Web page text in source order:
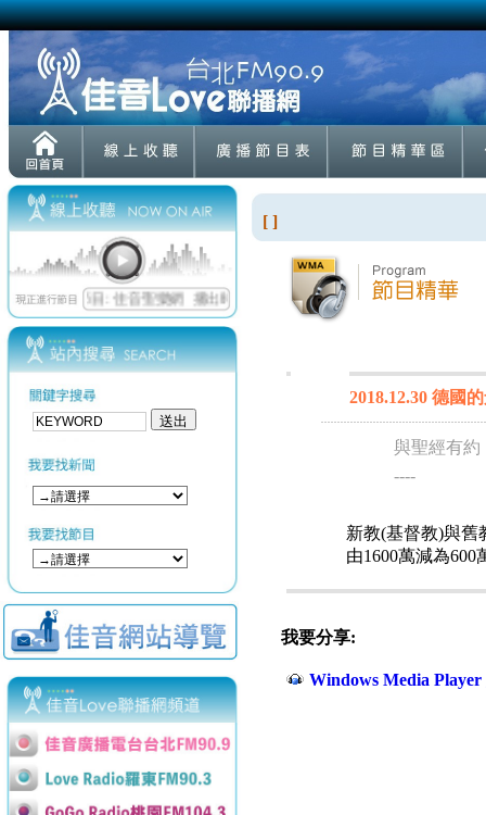
[ ]
2018.12.30 德國
與聖經有約
----
新教(基督教)與舊
由1600萬減為
我要分享:
Windows Media